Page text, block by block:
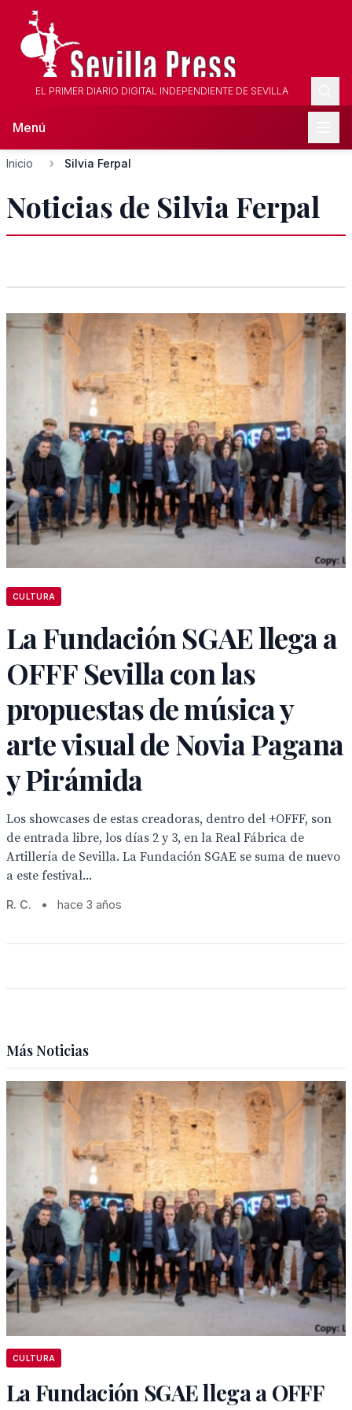
EL PRIMER DIARIO DIGITAL INDEPENDIENTE DE SEVILLA
Menú
Inicio Silvia Ferpal
Noticias de Silvia Ferpal
CULTURA
La Fundación SGAE llega a
OFFF Sevilla con las
propuestas de música y
arte visual de Novia Pagana
y Pirámida
Los showcases de estas creadoras, dentro del +OFFF, son
de entrada libre, los días 2 y 3, en la Real Fábrica de
Artillería de Sevilla. La Fundación SGAE se suma de nuevo
a este festival...
R. C. • hace 3 años
Más Noticias
CULTURA
La Fundación SGAE llega a OFFF